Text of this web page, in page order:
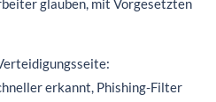
glauben, mit Vorgesetzten
erkannt, Phishing-Filter